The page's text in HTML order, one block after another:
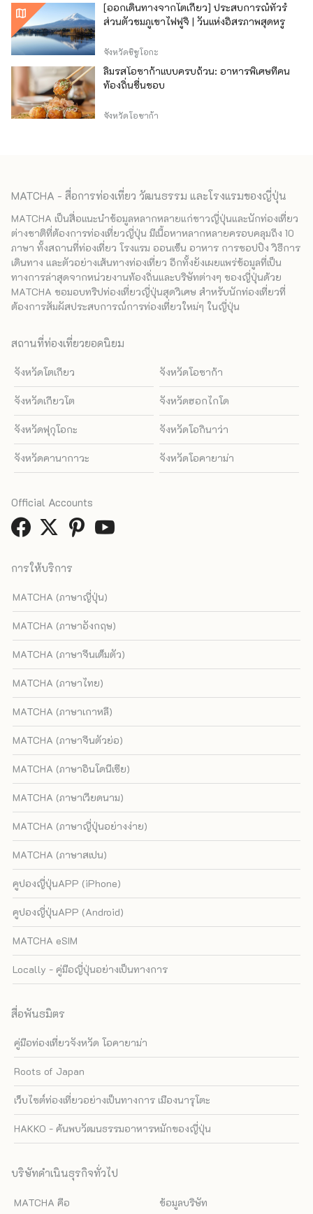
[ออกเดินทางจากโตเกียว] ประสบการณ์ทัวร์
ส่วนตัวชมภูเขาไฟฟูจิ | วันแห่งอิสรภาพสุดหรู
จังหวัดชิซูโอกะ
ลิ้มรสโอซาก้าแบบครบถ้วน: อาหารพิเศษที่คน
ท้องถิ่นชื่นชอบ
จังหวัดโอซาก้า
MATCHA - สื่อการท่องเที่ยว วัฒนธรรม และโรงแรมของญี่ปุ่น
MATCHA เป็นสื่อแนะนำข้อมูลหลากหลายแก่ชาวญี่ปุ่นและนักท่องเที่ยว
ต่างชาติที่ต้องการท่องเที่ยวญี่ปุ่น มีเนื้อหาหลากหลายครอบคลุมถึง 10
ภาษา ทั้งสถานที่ท่องเที่ยว โรงแรม ออนเซ็น อาหาร การชอปปิง วิธีการ
เดินทาง และตัวอย่างเส้นทางท่องเที่ยว อีกทั้งยังเผยแพร่ข้อมูลที่เป็น
ทางการล่าสุดจากหน่วยงานท้องถิ่นและบริษัทต่างๆ ของญี่ปุ่นด้วย
MATCHA ขอมอบทริปท่องเที่ยวญี่ปุ่นสุดวิเศษ สำหรับนักท่องเที่ยวที่
ต้องการสัมผัสประสบการณ์การท่องเที่ยวใหม่ๆ ในญี่ปุ่น
สถานที่ท่องเที่ยวยอดนิยม
จังหวัดโตเกียว จังหวัดโอซาก้า
จังหวัดเกียวโต จังหวัดฮอกไกโด
จังหวัดฟุกุโอกะ จังหวัดโอกินาว่า
จังหวัดคานากาวะ จังหวัดโอคายาม่า
การให้บริการ
MATCHA (ภาษาญี่ปุ่น)
MATCHA (ภาษาอังกฤษ)
MATCHA (ภาษาจีนเต็มตัว)
MATCHA (ภาษาไทย)
MATCHA (ภาษาเกาหลี)
MATCHA (ภาษาจีนตัวย่อ)
MATCHA (ภาษาอินโดนีเซีย)
MATCHA (ภาษาเวียดนาม)
MATCHA (ภาษาญี่ปุ่นอย่างง่าย)
MATCHA (ภาษาสเปน)
คูปองญี่ปุ่นAPP (iPhone)
คูปองญี่ปุ่นAPP (Android)
MATCHA eSIM
Locally - คู่มือญี่ปุ่นอย่างเป็นทางการ
สื่อพันธมิตร
คู่มือท่องเที่ยวจังหวัด โอคายาม่า
Roots of Japan
เว็บไซต์ท่องเที่ยวอย่างเป็นทางการ เมืองนารุโตะ
HAKKO - ค้นพบวัฒนธรรมอาหารหมักของญี่ปุ่น
บริษัทดำเนินธุรกิจทั่วไป
MATCHA คือ ข้อมูลบริษัท
Official Accounts